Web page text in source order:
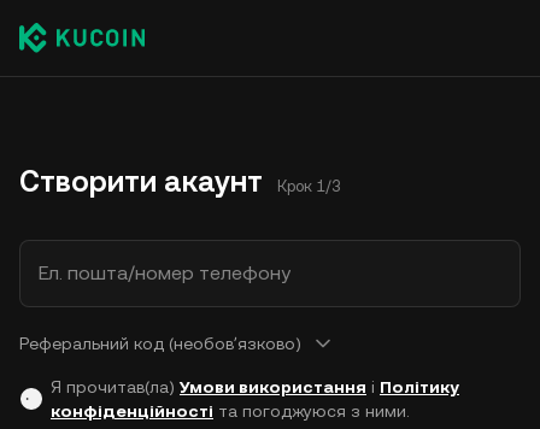
Створити акаунт Крок 1/3
Ел. пошта/номер телефону
Реферальний код (необовʼязково)
Я прочитав(ла) Умови використання і Політику
конфіденційності та погоджуюся з ними.